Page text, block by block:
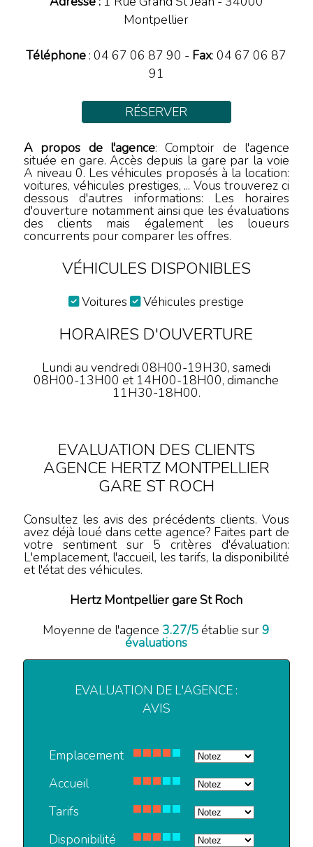
Montpellier
Téléphone :04 67 06 87 90 - Fax: 04 67 06 87
91
RÉSERVER
A propos de l'agence: Comptoir de l'agence
située en gare. Accès depuis la gare par la voie
A niveau 0. Les véhicules proposés à la location:
voitures, véhicules prestiges, ... Vous trouverez ci
dessous d'autres informations: Les horaires
d'ouverture notamment ainsi que les évaluations
des clients mais également les loueurs
concurrents pour comparer les offres.
VÉHICULES DISPONIBLES
Voitures Véhicules prestige
HORAIRES D'OUVERTURE
Lundi au vendredi 08H00-19H30, samedi
08H00-13H00 et 14H00-18H00, dimanche
11H30-18H00.
EVALUATION DES CLIENTS
AGENCE HERTZ MONTPELLIER
GARE ST ROCH
Consultez les avis des précédents clients. Vous
avez déjà loué dans cette agence? Faites part de
votre sentiment sur 5 critères d'évaluation:
L'emplacement, l'accueil, les tarifs, la disponibilité
et l'état des véhicules.
Hertz Montpellier gare St Roch
Moyenne de l'agence 3.27/5établie sur9
évaluations
EVALUATION DE L'AGENCE :
AVIS
Emplacement
Accueil
Tarifs
Disponibilité